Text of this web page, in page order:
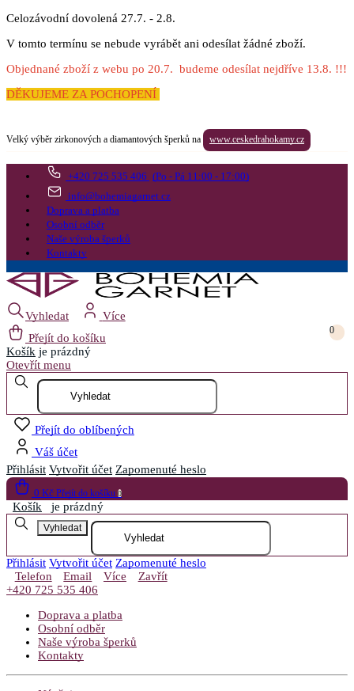
Celozávodní dovolená 27.7. - 2.8.
V tomto termínu se nebude vyrábět ani odesílat žádné zboží.
Objednané zboží z webu po 20.7. budeme odesílat nejdříve 13.8. !!!
DĚKUJEME ZA POCHOPENÍ
Velký výběr zirkonových a diamantových šperků na www.ceskedrahokamy.cz
+420 725 535 406 (Po - Pá 11:00 - 17:00)
info@bohemiagarnet.cz
Doprava a platba
Osobní odběr
Naše výroba šperků
Kontakty
Vyhledat
Více
Přejít do košíku
0
Košík je prázdný
Otevřít menu
Přejít do oblíbených
Váš účet
Přihlásit Vytvořit účet Zapomenuté heslo
0 Kč Přejít do košíku 0
Košík je prázdný
Vyhledat
Přihlásit Vytvořit účet Zapomenuté heslo
Telefon
Email Více
Zavřít
+420 725 535 406
Doprava a platba
Osobní odběr
Naše výroba šperků
Kontakty